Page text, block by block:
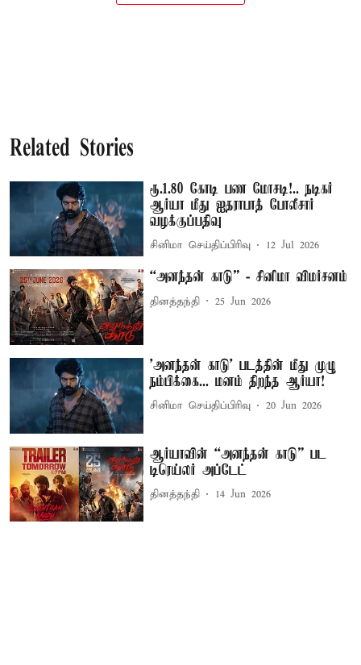
Related Stories
ரூ.1.80 கோடி பண மோசடி!.. நடிகர்
ஆர்யா மீது ஐதராபாத் போலீசார்
வழக்குப்பதிவு
சினிமா செய்திப்பிரிவு 12 Jul 2026
“அனந்தன் காடு” - சினிமா விமர்சனம்
தினத்தந்தி 25 Jun 2026
'அனந்தன் காடு' படத்தின் மீது முழு
நம்பிக்கை... மனம் திறந்த ஆர்யா!
சினிமா செய்திப்பிரிவு 20 Jun 2026
ஆர்யாவின் “அனந்தன் காடு” பட
டிரெய்லர் அப்டேட்
தினத்தந்தி 14 Jun 2026